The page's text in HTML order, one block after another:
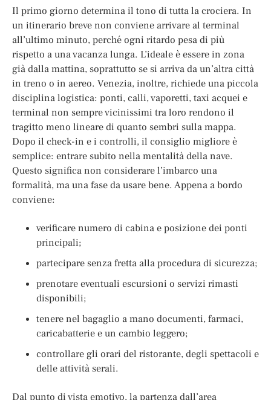
Il primo giorno determina il tono di tutta la crociera. In
un itinerario breve non conviene arrivare al terminal
all’ultimo minuto, perché ogni ritardo pesa di più
rispetto a una vacanza lunga. L’ideale è essere in zona
già dalla mattina, soprattutto se si arriva da un’altra città
in treno o in aereo. Venezia, inoltre, richiede una piccola
disciplina logistica: ponti, calli, vaporetti, taxi acquei e
terminal non sempre vicinissimi tra loro rendono il
tragitto meno lineare di quanto sembri sulla mappa.
Dopo il check-in e i controlli, il consiglio migliore è
semplice: entrare subito nella mentalità della nave.
Questo significa non considerare l’imbarco una
formalità, ma una fase da usare bene. Appena a bordo
conviene:
verificare numero di cabina e posizione dei ponti
principali;
partecipare senza fretta alla procedura di sicurezza;
prenotare eventuali escursioni o servizi rimasti
disponibili;
tenere nel bagaglio a mano documenti, farmaci,
caricabatterie e un cambio leggero;
controllare gli orari del ristorante, degli spettacoli e
delle attività serali.
Dal punto di vista emotivo, la partenza dall’area